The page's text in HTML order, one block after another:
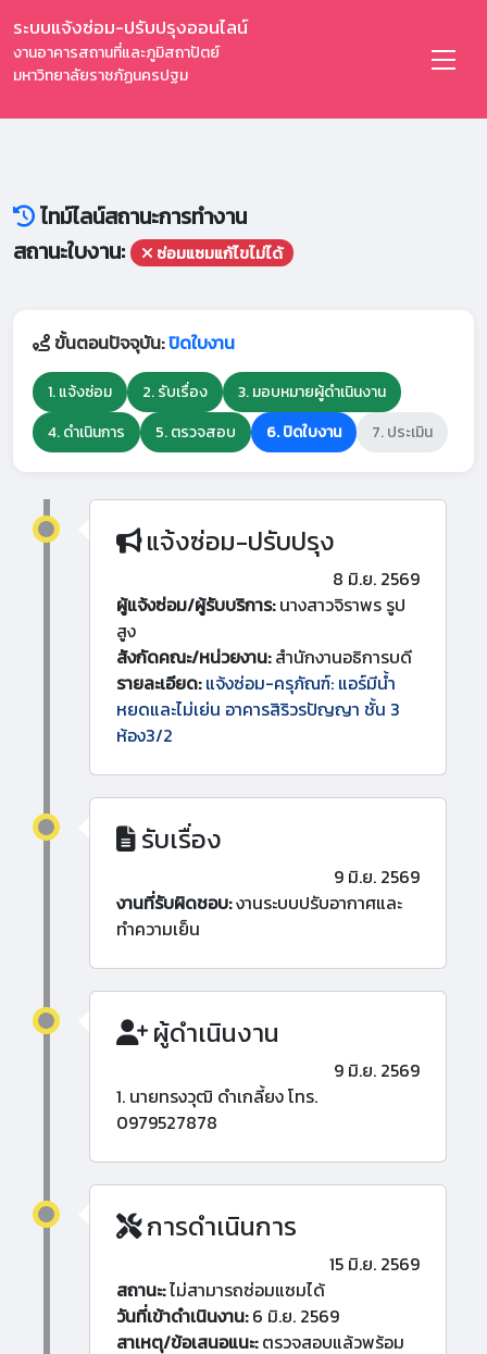
ระบบแจ้งซ่อม-ปรับปรุงออนไลน์
งานอาคารสถานที่และภูมิสถาปัตย์
มหาวิทยาลัยราชภัฏนครปฐม
ไทม์ไลน์สถานะการทำงาน
สถานะใบงาน:
ซ่อมแซมแก้ไขไม่ได้
ขั้นตอนปัจจุบัน:ปิดใบงาน
1. แจ้งซ่อม 2. รับเรื่อง
3. มอบหมายผู้ดำเนินงาน
4. ดำเนินการ
5. ตรวจสอบ 6. ปิดใบงาน 7. ประเมิน
แจ้งซ่อม-ปรับปรุง
8 มิ.ย. 2569
ผู้แจ้งซ่อม/ผู้รับบริการ:นางสาวจิราพร รูป
สูง
สังกัดคณะ/หน่วยงาน:สำนักงานอธิการบดี
รายละเอียด: แจ้งซ่อม-ครุภัณฑ์: แอร์มีน้ำ
หยดและไม่เย่น อาคารสิริวรปัญญา ชั้น 3
ห้อง3/2
รับเรื่อง
9 มิ.ย. 2569
งานที่รับผิดชอบ:งานระบบปรับอากาศและ
ทำความเย็น
ผู้ดำเนินงาน
9 มิ.ย. 2569
1. นายทรงวุฒิ ดำเกลี้ยง โทร.
0979527878
การดำเนินการ
15 มิ.ย. 2569
สถานะ:ไม่สามารถซ่อมแซมได้
วันที่เข้าดำเนินงาน:6 มิ.ย. 2569
สาเหตุ/ข้อเสนอแนะ:ตรวจสอบแล้วพร้อม